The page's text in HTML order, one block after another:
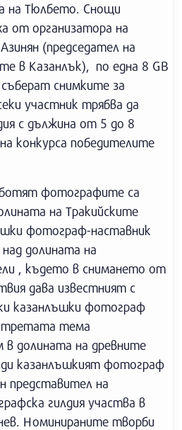
на Тюлбето. Снощи
от организатора на
(председател на
в Казанлък), по една 8 GB
снимките за
участник трябва да
с дължина от 5 до 8
конкурса победителите
фотографите са
на Тракийските
фотограф-наставник
долината на
, където в снимането от
дава известният с
казанлъшки фотограф
третата тема
долината на древните
казанлъшкият фотограф
представител на
гилдия участва в
Номинираните творби